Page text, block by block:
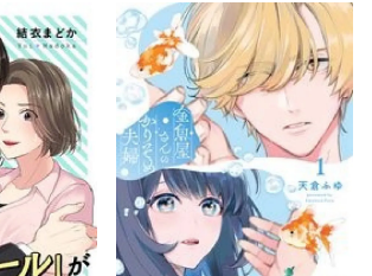
読む方法は？